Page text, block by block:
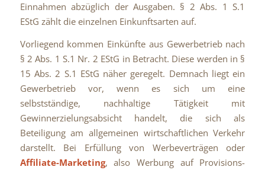
Einnahmen abzüglich der Ausgaben. § 2 Abs. 1 S.1
EStG zählt die einzelnen Einkunftsarten auf.
Vorliegend kommen Einkünfte aus Gewerbetrieb nach
§ 2 Abs. 1 S.1 Nr. 2 EStG in Betracht. Diese werden in §
15 Abs. 2 S.1 EStG näher geregelt. Demnach liegt ein
Gewerbetrieb vor, wenn es sich um eine
selbstständige, nachhaltige Tätigkeit mit
Gewinnerzielungsabsicht handelt, die sich als
Beteiligung am allgemeinen wirtschaftlichen Verkehr
darstellt. Bei Erfüllung von Werbeverträgen oder
Affiliate-Marketing, also Werbung auf Provisions-